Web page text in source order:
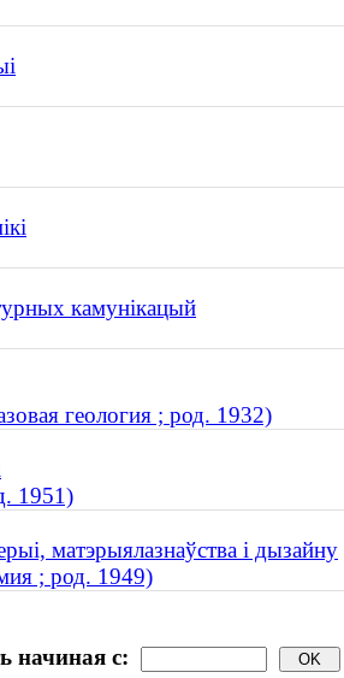
камунікацый
геология ; род. 1932)
1951)
матэрыялазнаўства і дызайну
; род. 1949)
начиная с: